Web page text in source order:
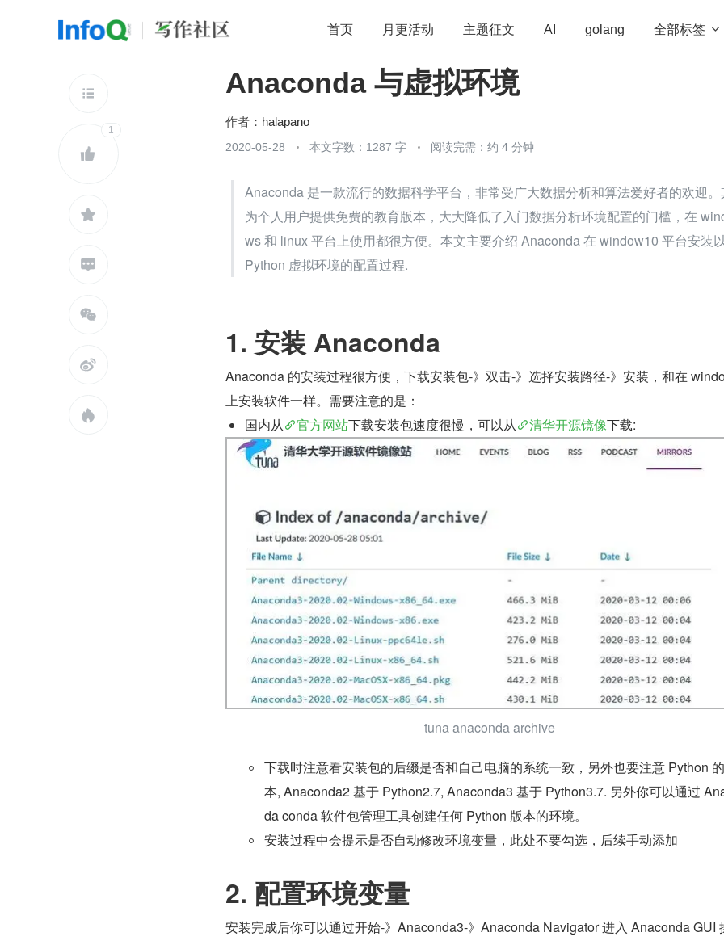
首页 月更活动 主题征文 AI golang 全部标签 
开源 架构 OpenHarmony 算法
查看更多


1





Anaconda 与虚拟环境
作者： halapano
2020-05-28 本文字数：1287 字 阅读完需：约 4 分钟
Anaconda 是一款流行的数据科学平台，非常受广大数据分析和算法爱好者的欢迎。
为个人用户提供免费的教育版本，大大降低了入门数据分析环境配置的门槛，在
ws 和 linux 平台上使用都很方便。本文主要介绍 Anaconda 在 window10 平台安装
Python 虚拟环境的配置过程.
1. 安装 Anaconda
Anaconda 的安装过程很方便，下载安装包-》双击-》选择安装路径-》安装，和在
上安装软件一样。需要注意的是：
国内从
官方网站下载安装包速度很慢，可以从 清华开源镜像下载:
tuna anaconda archive
下载时注意看安装包的后缀是否和自己电脑的系统一致，另外也要注意 Python
本, Anaconda2 基于 Python2.7, Anaconda3 基于 Python3.7. 另外你可以通过
da conda 软件包管理工具创建任何 Python 版本的环境。
安装过程中会提示是否自动修改环境变量，此处不要勾选，后续手动添加
2. 配置环境变量
安装完成后你可以通过开始-》Anaconda3-》Anaconda Navigator 进入 Anaconda GUI